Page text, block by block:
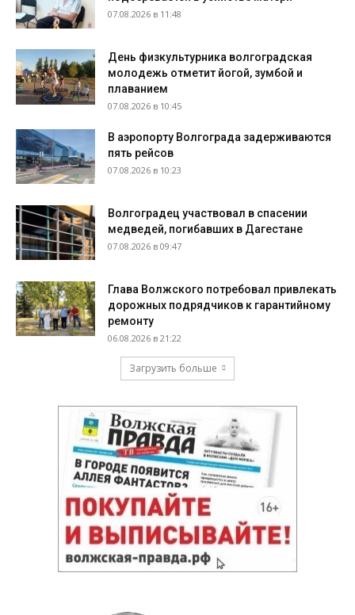
07.08.2026 в 11:48
День физкультурника волгоградская
молодежь отметит йогой, зумбой и
плаванием
07.08.2026 в 10:45
В аэропорту Волгограда задерживаются
пять рейсов
07.08.2026 в 10:23
Волгоградец участвовал в спасении
медведей, погибавших в Дагестане
07.08.2026 в 09:47
Глава Волжского потребовал привлекать
дорожных подрядчиков к гарантийному
ремонту
06.08.2026 в 21:22
Загрузить больше